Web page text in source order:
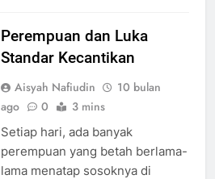
Perempuan dan Luka
Standar Kecantikan
Aisyah Nafiudin
10 bulan
ago
0 3 mins
Setiap hari, ada banyak
perempuan yang betah berlama-
lama menatap sosoknya di